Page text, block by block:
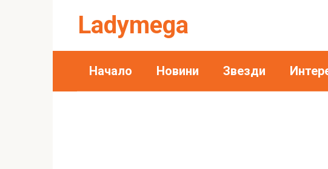
Ladymega
Начало Новини Звезди